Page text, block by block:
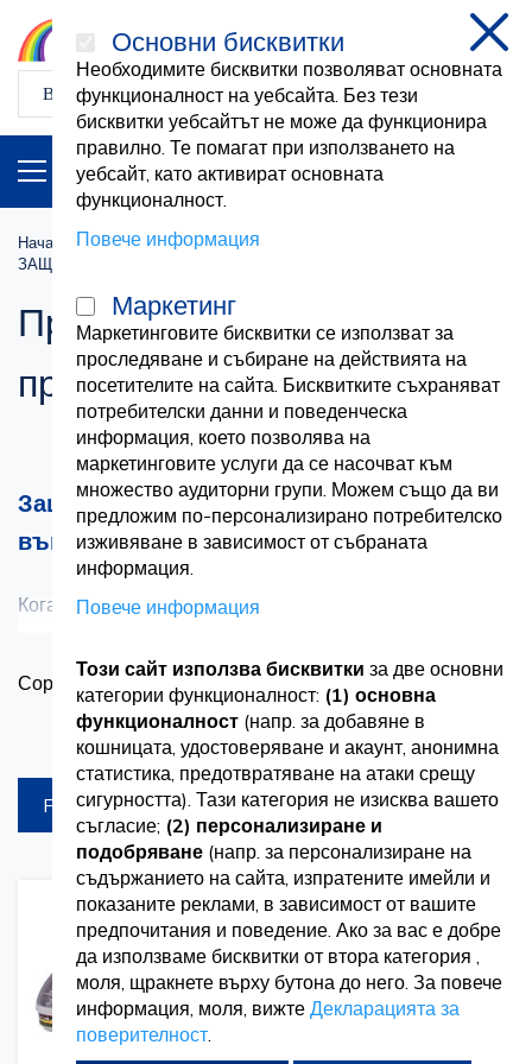
ПРОДУКТИ
Начална страница
Хигиена и безопасност
ЗАЩИТА НА ГЛАВАТА
Предпазни каски и
противопрахови маски
Защитни каски: безопасност и комфорт
във всяка работна среда
Когато работите в натоварена среда, вашата
използваното оборудване. Изборът на подходяща
защитна каска не е само законово изискване, а и
съществена мярка за предотвратяване на сериозни
инциденти.
Независимо дали работите в строителството,
логистиката или други индустрии, тези каски за защита
на главата са проектирани да абсорбират механични
удари и да осигуряват повишена устойчивост на удар. В
Vetro разбираме изискванията на вашата работа,
Сортирай по
Продукти на страница
FILTREAZA
Добавете
към
списък
с
желания
Добавете
за
сравнение
към
списък
с
за
Основни бисквитки
Необходимите бисквитки позволяват основната
функционалност на уебсайта. Без тези
бисквитки уебсайтът не може да функционира
правилно. Те помагат при използването на
уебсайт, като активират основната
функционалност.
Повече информация
Маркетинг
Маркетинговите бисквитки се използват за
проследяване и събиране на действията на
посетителите на сайта. Бисквитките съхраняват
потребителски данни и поведенческа
информация, което позволява на
маркетинговите услуги да се насочват към
множество аудиторни групи. Можем също да ви
предложим по-персонализирано потребителско
изживяване в зависимост от събраната
информация.
Повече информация
Този сайт използва бисквитки за две основни
категории функционалност: (1) основна
функционалност (напр. за добавяне в
кошницата, удостоверяване и акаунт, анонимна
статистика, предотвратяване на атаки срещу
сигурността). Тази категория не изисква вашето
съгласие; (2) персонализиране и
подобряване (напр. за персонализиране на
съдържанието на сайта, изпратените имейли и
показаните реклами, в зависимост от вашите
предпочитания и поведение. Ако за вас е добре
да използваме бисквитки от втора категория ,
моля, щракнете върху бутона до него. За повече
информация, моля, вижте Декларацията за
поверителност.